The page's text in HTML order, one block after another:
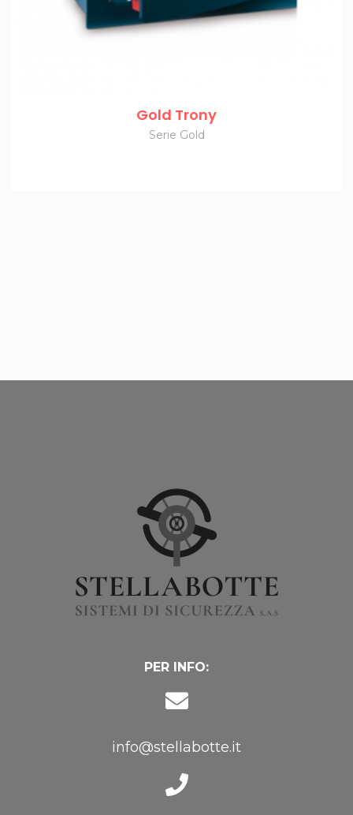
Gold Trony
Serie Gold
PER INFO:
info@stellabotte.it